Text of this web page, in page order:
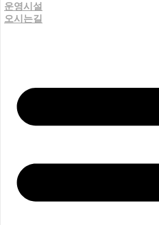
운영시설
오시는길